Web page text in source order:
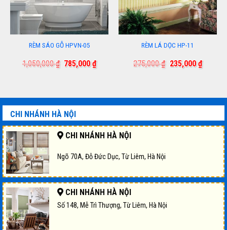
RÈM SÁO GỖ HPVN-05
1,050,000₫ Giá
gốc
785,000₫Giá
hiện
785,000 ₫.
RÈM LÁ DỌC HP-11
275,000₫ Giá
235,000₫Giá
hiện
₫.
CHI NHÁNH HÀ NỘI
CHI NHÁNH HÀ NỘI
Ngõ 70A, Đỗ Đức Dục, Từ Liêm, Hà Nội
CHI NHÁNH HÀ NỘI
Số 148, Mễ Trì Thượng, Từ Liêm, Hà Nội